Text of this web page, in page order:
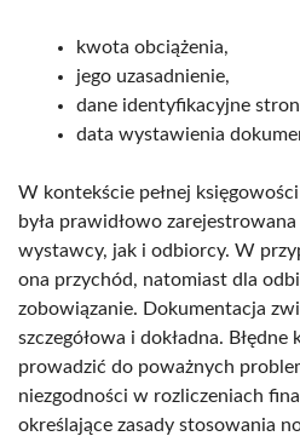
kwota obciążenia,
jego uzasadnienie,
dane identyfikacyjne
data wystawienia
W kontekście pełnej
była prawidłowo
wystawcy, jak i odbiorcy. W
ona przychód, natomiast dla
zobowiązanie. Dokumentacja
szczegółowa i dokładna. Błędne
prowadzić do poważnych
niezgodności w rozliczeniach
określające zasady stosowania